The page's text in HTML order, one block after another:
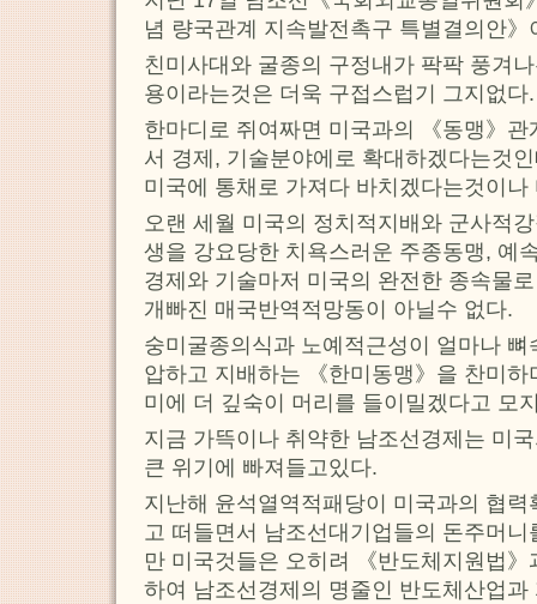
념 량국관계 지속발전촉구 특별결의안
친미사대와 굴종의 구정내가 팍팍 풍겨
용이라는것은 더욱 구접스럽기 그지없다.
한마디로 쥐여짜면 미국과의 《동맹》
서 경제, 기술분야에로 확대하겠다는것
미국에 통채로 가져다 바치겠다는것이나
오랜 세월 미국의 정치적지배와 군사적
생을 강요당한 치욕스러운 주종동맹, 예
경제와 기술마저 미국의 완전한 종속물
개빠진 매국반역적망동이 아닐수 없다.
숭미굴종의식과 노예적근성이 얼마나
압하고 지배하는 《한미동맹》을 찬미
미에 더 깊숙이 머리를 들이밀겠다고 모
지금 가뜩이나 취약한 남조선경제는 미
큰 위기에 빠져들고있다.
지난해 윤석열역적패당이 미국과의 협
고 떠들면서 남조선대기업들의 돈주머
만 미국것들은 오히려 《반도체지원법
하여 남조선경제의 명줄인 반도체산업